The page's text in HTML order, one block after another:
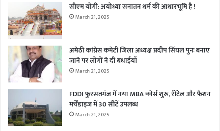
सीएम योगी: अयोध्या सनातन धर्म की आधारभूमि है !
March 21, 2025
अमेठी कांग्रेस कमेटी जिला अध्यक्ष प्रदीप सिंघल पुनः बनाए
जाने पर लोगों ने दी बधाईयाँ
March 21, 2025
FDDI फुरसतगंज में नया MBA कोर्स शुरू, रीटेल और फैशन
मर्चेंडाइज में 30 सीटें उपलब्ध
March 21, 2025